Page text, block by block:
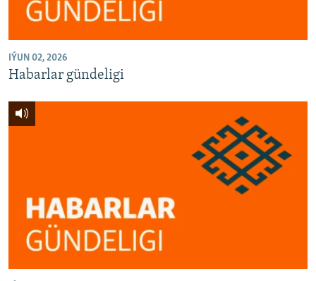
IÝUN 02, 2026
Habarlar gündeligi